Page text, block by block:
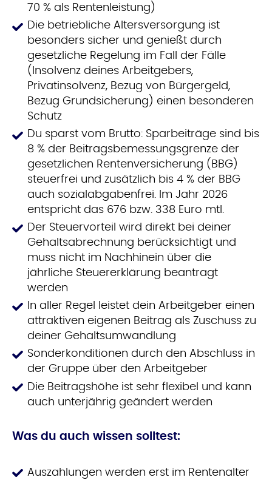
70 % als Rentenleistung)
Die betriebliche Altersversorgung ist
besonders sicher und genießt durch
gesetzliche Regelung im Fall der Fälle
(Insolvenz deines Arbeitgebers,
Privatinsolvenz, Bezug von Bürgergeld,
Bezug Grundsicherung) einen besonderen
Schutz
Du sparst vom Brutto: Sparbeiträge sind bis
8 % der Beitragsbemessungsgrenze der
gesetzlichen Rentenversicherung (BBG)
steuerfrei und zusätzlich bis 4 % der BBG
auch sozialabgabenfrei. Im Jahr 2026
entspricht das 676 bzw. 338 Euro mtl.
Der Steuervorteil wird direkt bei deiner
Gehaltsabrechnung berücksichtigt und
muss nicht im Nachhinein über die
jährliche Steuererklärung beantragt
werden
In aller Regel leistet dein Arbeitgeber einen
attraktiven eigenen Beitrag als Zuschuss zu
deiner Gehaltsumwandlung
Sonderkonditionen durch den Abschluss in
der Gruppe über den Arbeitgeber
Die Beitragshöhe ist sehr flexibel und kann
auch unterjährig geändert werden
Was du auch wissen solltest:
Auszahlungen werden erst im Rentenalter